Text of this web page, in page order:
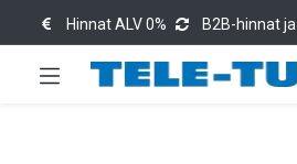
Hinnat ALV 0% B2B-hinnat